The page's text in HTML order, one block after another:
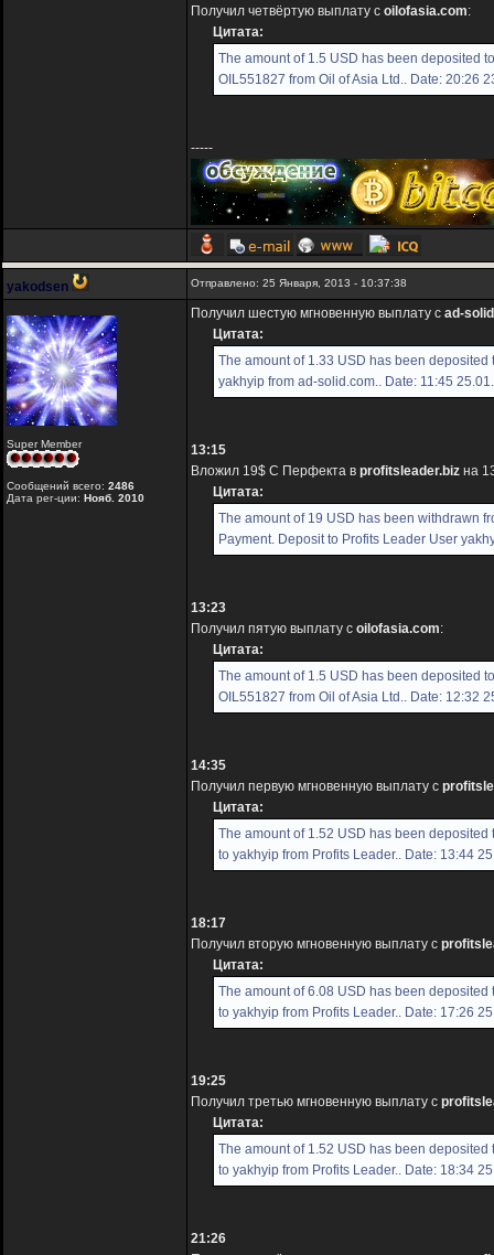
Получил четвёртую выплату с oilofasia.com:
Цитата:
The amount of 1.5 USD has been deposited
OIL551827 from Oil of Asia Ltd.. Date: 20:26
-----
yakodsen Отправлено: 25 Января, 2013 - 10:37:38
Super Member
Сообщений всего: 2486
Дата рег-ции: Нояб. 2010
Получил шестую мгновенную выплату с ad-
Цитата:
The amount of 1.33 USD has been
yakhyip from ad-solid.com.. Date: 11:45
13:15
Вложил 19$ С Перфекта в profitsleader.biz на
Цитата:
The amount of 19 USD has been withdrawn
Payment. Deposit to Profits Leader User
13:23
Получил пятую выплату с oilofasia.com:
Цитата:
The amount of 1.5 USD has been deposited
OIL551827 from Oil of Asia Ltd.. Date: 12:32
14:35
Получил первую мгновенную выплату с
Цитата:
The amount of 1.52 USD has been
to yakhyip from Profits Leader.. Date: 13:44
18:17
Получил вторую мгновенную выплату с
Цитата:
The amount of 6.08 USD has been
to yakhyip from Profits Leader.. Date: 17:26
19:25
Получил третью мгновенную выплату с
Цитата:
The amount of 1.52 USD has been
to yakhyip from Profits Leader.. Date: 18:34
21:26